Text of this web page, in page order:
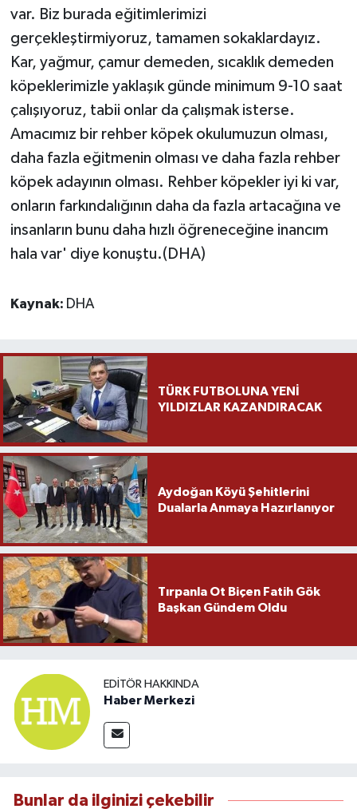
var. Biz burada eğitimlerimizi
gerçekleştirmiyoruz, tamamen sokaklardayız.
Kar, yağmur, çamur demeden, sıcaklık demeden
köpeklerimizle yaklaşık günde minimum 9-10 saat
çalışıyoruz, tabii onlar da çalışmak isterse.
Amacımız bir rehber köpek okulumuzun olması,
daha fazla eğitmenin olması ve daha fazla rehber
köpek adayının olması. Rehber köpekler iyi ki var,
onların farkındalığının daha da fazla artacağına ve
insanların bunu daha hızlı öğreneceğine inancım
hala var' diye konuştu.(DHA)
Kaynak: DHA
TÜRK FUTBOLUNA YENİ
YILDIZLAR KAZANDIRACAK
Aydoğan Köyü Şehitlerini
Dualarla Anmaya Hazırlanıyor
Tırpanla Ot Biçen Fatih Gök
Başkan Gündem Oldu
EDITÖR HAKKINDA
Haber Merkezi
Bunlar da ilginizi çekebilir